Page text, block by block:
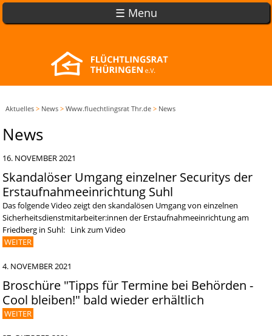
☰ Menu
Aktuelles > News > Www.fluechtlingsrat Thr.de > News
News
16. NOVEMBER 2021
Skandalöser Umgang einzelner Securitys der
Erstaufnahmeeinrichtung Suhl
Das folgende Video zeigt den skandalösen Umgang von einzelnen
Sicherheitsdienstmitarbeiter:innen der Erstaufnahmeeinrichtung am
Friedberg in Suhl: Link zum Video
WEITER
4. NOVEMBER 2021
Broschüre "Tipps für Termine bei Behörden -
Cool bleiben!" bald wieder erhältlich
WEITER